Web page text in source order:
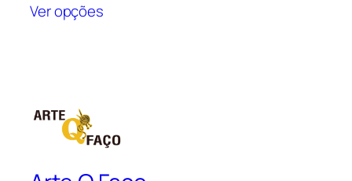
Ver opções
podem
ser
escolhidas